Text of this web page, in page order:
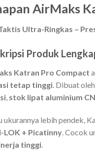
AirMaks
Ultra-Ringkas –
Produk
Katran Pro Compact
tetap tinggi. Dibuat oleh
, stok lipat aluminium
ukurannya lebih pendek,
LOK + Picatinny. Cocok
tinggi.